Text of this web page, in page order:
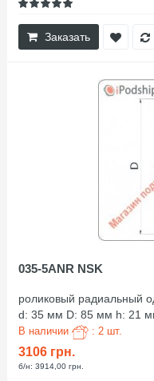
Заказать
035-5ANR NSK
роликовый радиальный
d: 35 мм D: 85 мм h: 21
В наличии : 2 шт.
3106 грн.
б/н: 3914,00 грн.